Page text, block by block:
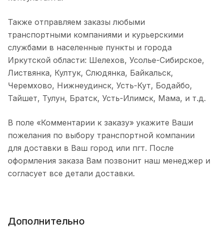
Также отправляем заказы любыми
транспортными компаниями и курьерскими
службами в населенные пункты и города
Иркутской области: Шелехов, Усолье-Сибирское,
Листвянка, Култук, Слюдянка, Байкальск,
Черемхово, Нижнеудинск, Усть-Кут, Бодайбо,
Тайшет, Тулун, Братск, Усть-Илимск, Мама, и т.д.
В поле «Комментарии к заказу» укажите Ваши
пожелания по выбору транспортной компании
для доставки в Ваш город или пгт. После
оформления заказа Вам позвонит наш менеджер и
согласует все детали доставки.
Дополнительно